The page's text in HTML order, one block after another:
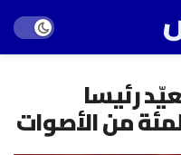
mode
رئيسا